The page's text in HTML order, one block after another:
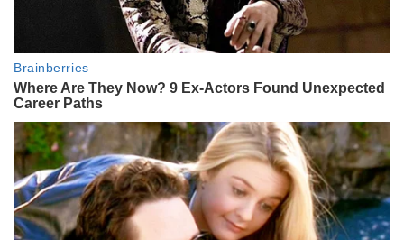
"de llanto en soledad" y su "nueva
versión de mí mismo"
ACTUALIDAD
historia de Alejo Ciganotto, el
influencer argentino que viaja a
Mundial
ENTRETENIMIENTO
Cómo es el refugio que el Dibu
Martínez y Mandinha eligieron
para descansar tras el Mundial